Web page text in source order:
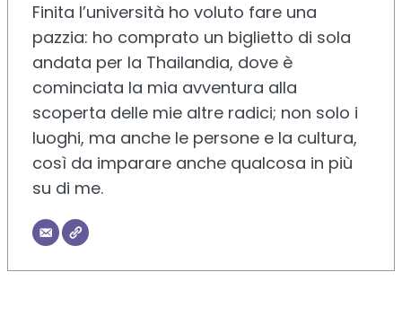
Finita l’università ho voluto fare una
pazzia: ho comprato un biglietto di sola
andata per la Thailandia, dove è
cominciata la mia avventura alla
scoperta delle mie altre radici; non solo i
luoghi, ma anche le persone e la cultura,
così da imparare anche qualcosa in più
su di me.